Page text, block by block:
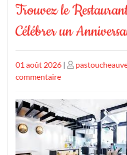
Trouvez le
Célébrer un
Publié
le
01 août 2026 | Publié
commentairesur
le
Restaurant
Idéal
pour
Célébrer